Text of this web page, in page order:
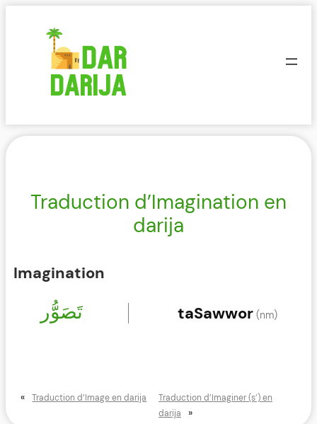
Traduction d’Imagination en
darija
Imagination
تَصَوُّر taSawwor(nm)
« Traduction d’Image en darija
Traduction d’Imaginer (s’) en
darija
»